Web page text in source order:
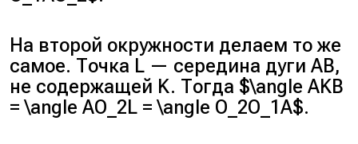
На второй окружности делаем то же
самое. Точка L — середина дуги AB,
не содержащей K. Тогда $\angle AKB
= \angle AO_2L = \angle O_2O_1A$.